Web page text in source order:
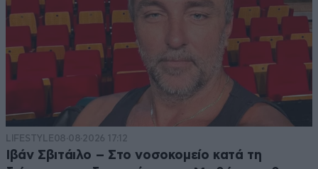
LIFESTYLE08·08·2026 17:12
Ιβάν Σβιτάιλο – Στο νοσοκομείο κατά τη